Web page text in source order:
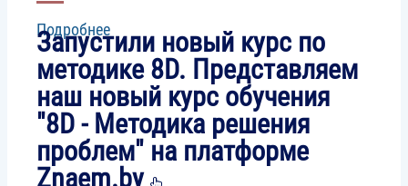
GMP
и
внутреннему
аудиту
фармацевтической
системы
качества
Подробнее
Расширение
границ:
наша
компания
получила
дополнительный
сертификат
СМИБ
Запустили новый курс по
методике 8D. Представляем
наш новый курс обучения
"8D - Методика решения
проблем" на платформе
Znaem.by